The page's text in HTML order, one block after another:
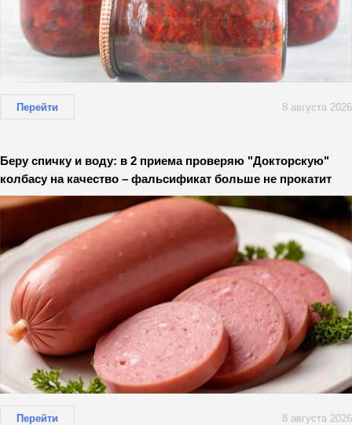
Перейти 8 августа 2026
Беру спичку и воду: в 2 приема проверяю "Докторскую"
колбасу на качество – фальсификат больше не прокатит
Перейти 8 августа 2026